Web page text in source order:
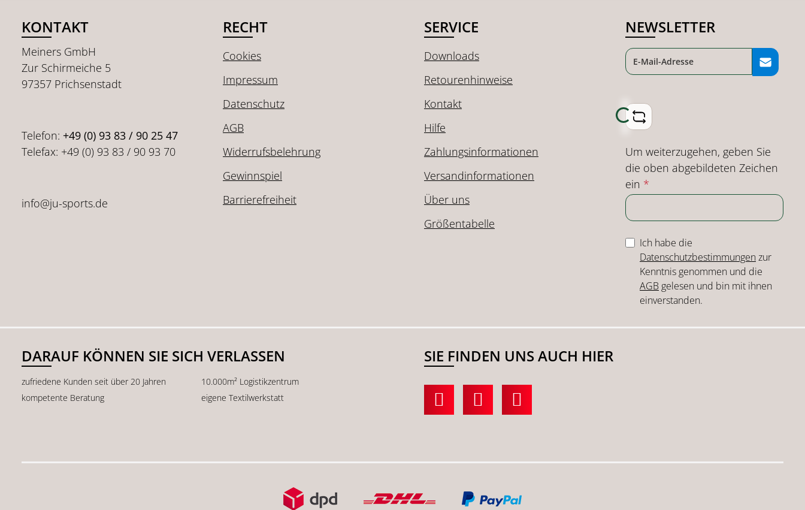
KONTAKT
Meiners GmbH
Zur Schirmeiche 5
97357 Prichsenstadt
Telefon: +49 (0) 93 83 / 90 25 47
Telefax: +49 (0) 93 83 / 90 93 70
info@ju-sports.de
RECHT
Cookies
Impressum
Datenschutz
AGB
Widerrufsbelehrung
Gewinnspiel
Barrierefreiheit
SERVICE
Downloads
Retourenhinweise
Kontakt
Hilfe
Zahlungsinformationen
Versandinformationen
Über uns
Größentabelle
NEWSLETTER
Loading...
Um weiterzugehen, geben Sie
die oben abgebildeten Zeichen
ein *
Ich habe die
Datenschutzbestimmungenzur
Kenntnis genommen und die
AGB gelesen und bin mit ihnen
einverstanden.
DARAUF KÖNNEN SIE SICH VERLASSEN
zufriedene Kunden seit über 20 Jahren
10.000m² Logistikzentrum
kompetente Beratung
eigene Textilwerkstatt
SIE FINDEN UNS AUCH HIER